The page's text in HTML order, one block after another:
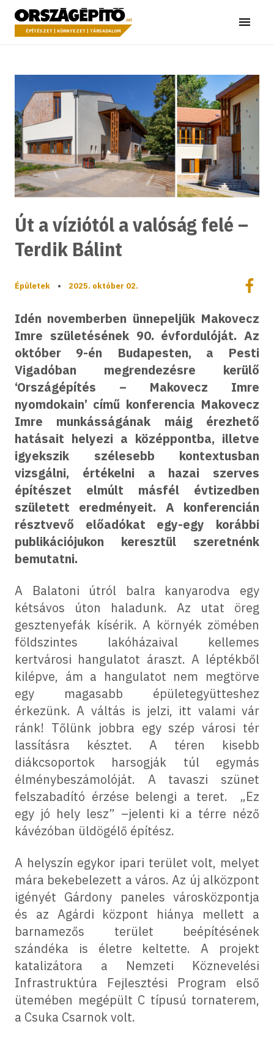
a tartalomhoz
Országépítő
ÉPÍTÉSZET | KÖRNYEZET | TÁRSADALOM Menü
Út a víziótól a valóság felé –
Terdik Bálint
Épületek • 2025. október 02.
Idén novemberben ünnepeljük Makovecz
Imre születésének 90. évfordulóját. Az
október 9-én Budapesten, a Pesti
Vigadóban megrendezésre kerülő
‘Országépítés – Makovecz Imre
nyomdokain’ című konferencia Makovecz
Imre munkásságának máig érezhető
hatásait helyezi a középpontba, illetve
igyekszik szélesebb kontextusban
vizsgálni, értékelni a hazai szerves
építészet elmúlt másfél évtizedben
született eredményeit. A konferencián
résztvevő előadókat egy-egy korábbi
publikációjukon keresztül szeretnénk
bemutatni.
A Balatoni útról balra kanyarodva egy
kétsávos úton haladunk. Az utat öreg
gesztenyefák kísérik. A környék zömében
földszintes lakóházaival kellemes
kertvárosi hangulatot áraszt. A léptékből
kilépve, ám a hangulatot nem megtörve
egy magasabb épületegyütteshez
érkezünk. A váltás is jelzi, itt valami vár
ránk! Tőlünk jobbra egy szép városi tér
lassításra késztet. A téren kisebb
diákcsoportok harsogják túl egymás
élménybeszámolóját. A tavaszi szünet
felszabadító érzése belengi a teret. „Ez
egy jó hely lesz” –jelenti ki a térre néző
kávézóban üldögélő építész.
A helyszín egykor ipari terület volt, melyet
mára bekebelezett a város. Az új alközpont
igényét Gárdony paneles városközpontja
és az Agárdi központ hiánya mellett a
barnamezős terület beépítésének
szándéka is életre keltette. A projekt
katalizátora a Nemzeti Köznevelési
Infrastruktúra Fejlesztési Program első
ütemében megépült C típusú tornaterem,
a Csuka Csarnok volt.